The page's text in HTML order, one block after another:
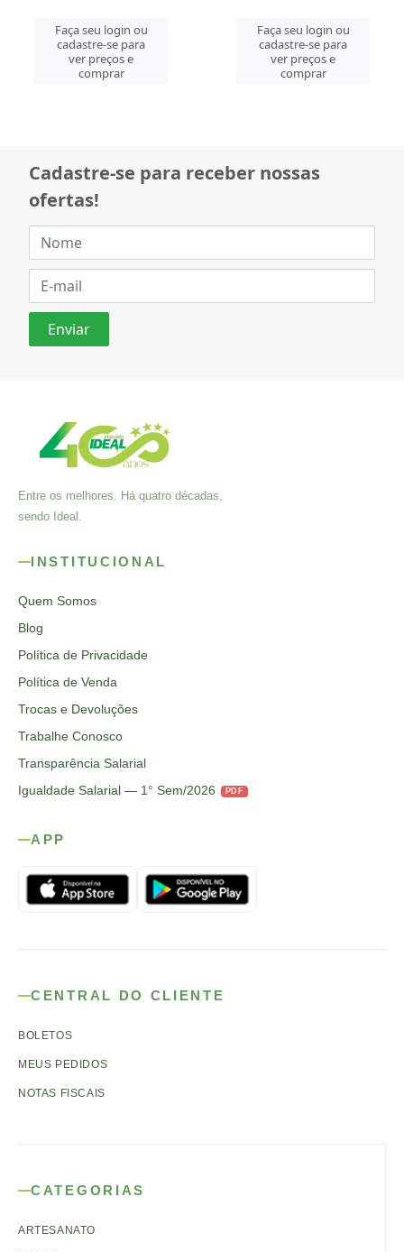
Faça seu login ou
cadastre-se para
ver preços e
comprar
Faça seu login ou
cadastre-se para
ver preços e
comprar
Cadastre-se para receber nossas
ofertas!
Entre os melhores. Há quatro décadas,
sendo Ideal.
INSTITUCIONAL
Quem Somos
Blog
Política de Privacidade
Política de Venda
Trocas e Devoluções
Trabalhe Conosco
Transparência Salarial
Igualdade Salarial — 1° Sem/2026
PDF
APP
CENTRAL DO CLIENTE
BOLETOS
MEUS PEDIDOS
NOTAS FISCAIS
CATEGORIAS
ARTESANATO